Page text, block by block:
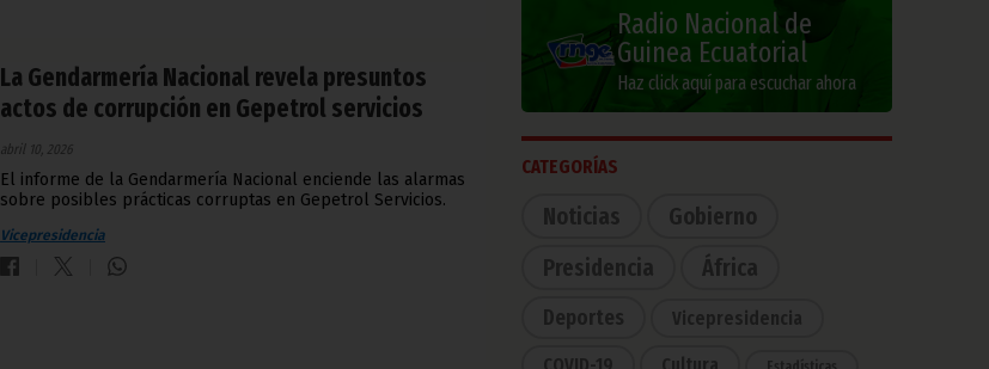
La Gendarmería Nacional revela presuntos
actos de corrupción en Gepetrol servicios
abril 10, 2026
El informe de la Gendarmería Nacional enciende las alarmas
sobre posibles prácticas corruptas en Gepetrol Servicios.
Vicepresidencia
Radio Nacional de
Guinea Ecuatorial
Haz click aquí para escuchar ahora
CATEGORÍAS
Noticias
Gobierno
Presidencia
África
Deportes Vicepresidencia
COVID-19 Cultura